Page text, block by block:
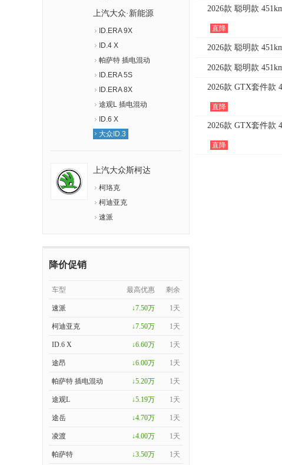
上汽大众·新能源
ID.ERA 9X
ID.4 X
帕萨特 插电混动
ID.ERA 5S
ID.ERA 8X
途观L 插电混动
ID.6 X
大众ID.3
上汽大众斯柯达
柯珞克
柯迪亚克
速派
降价促销
车型 最高优惠 剩余
速派 ↓7.50万 1天
柯迪亚克 ↓7.50万 1天
ID.6 X ↓6.60万 1天
途昂 ↓6.00万 1天
帕萨特 插电混动 ↓5.20万 1天
途观L ↓5.19万 1天
途岳 ↓4.70万 1天
凌渡 ↓4.00万 1天
帕萨特 ↓3.50万 1天
2026款 聪明款
直降
2026款 聪明款
2026款 聪明款
2026款 GTX套件款
直降
2026款 GTX套件款
直降